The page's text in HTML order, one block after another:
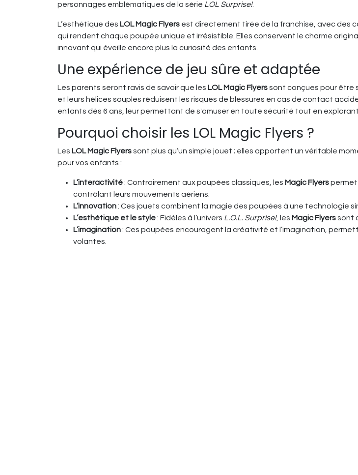
personnages emblématiques de la série LOL Surprise!.
L’esthétique des LOL Magic Flyers est directement tirée de la franchise, avec des
qui rendent chaque poupée unique et irrésistible. Elles conservent le charme
innovant qui éveille encore plus la curiosité des enfants.
Une expérience de jeu sûre et adaptée
Les parents seront ravis de savoir que les LOL Magic Flyerssont conçues pour être
et leurs hélices souples réduisent les risques de blessures en cas de contact
enfants dès 6 ans, leur permettant de s'amuser en toute sécurité tout en
Pourquoi choisir les LOL Magic Flyers ?
Les LOL Magic Flyerssont plus qu’un simple jouet ; elles apportent un véritable
pour vos enfants :
L’interactivité: Contrairement aux poupées classiques, les Magic Flyers
contrôlant leurs mouvements aériens.
L’innovation: Ces jouets combinent la magie des poupées à une technologie
L’esthétique et le style: Fidèles à l’univers L.O.L. Surprise!, les Magic Flyerssont
L’imagination: Ces poupées encouragent la créativité et l’imagination,
volantes.